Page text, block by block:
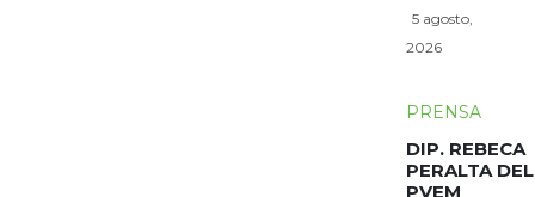
5 agosto,
2026
PRENSA
DIP. REBECA
PERALTA DEL
PVEM